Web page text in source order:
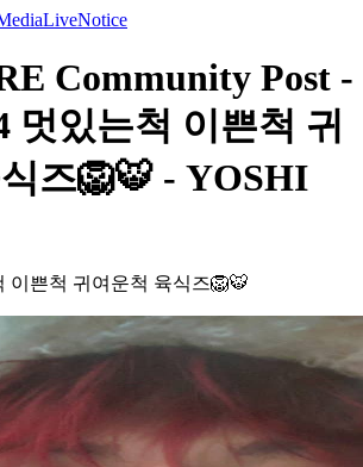
LiveNotice
Community Post -
멋있는척 이쁜척 귀
즈🦁🐯 - YOSHI
이쁜척 귀여운척 육식즈🦁🐯